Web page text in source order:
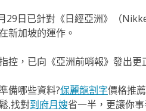
29日已針對《日經亞洲》（
新加坡的運作。
控，已向《亞洲前哨報》發出更
備哪些資料?保麗龍割字價格推
,找對到府月嫂省一半，更讓你